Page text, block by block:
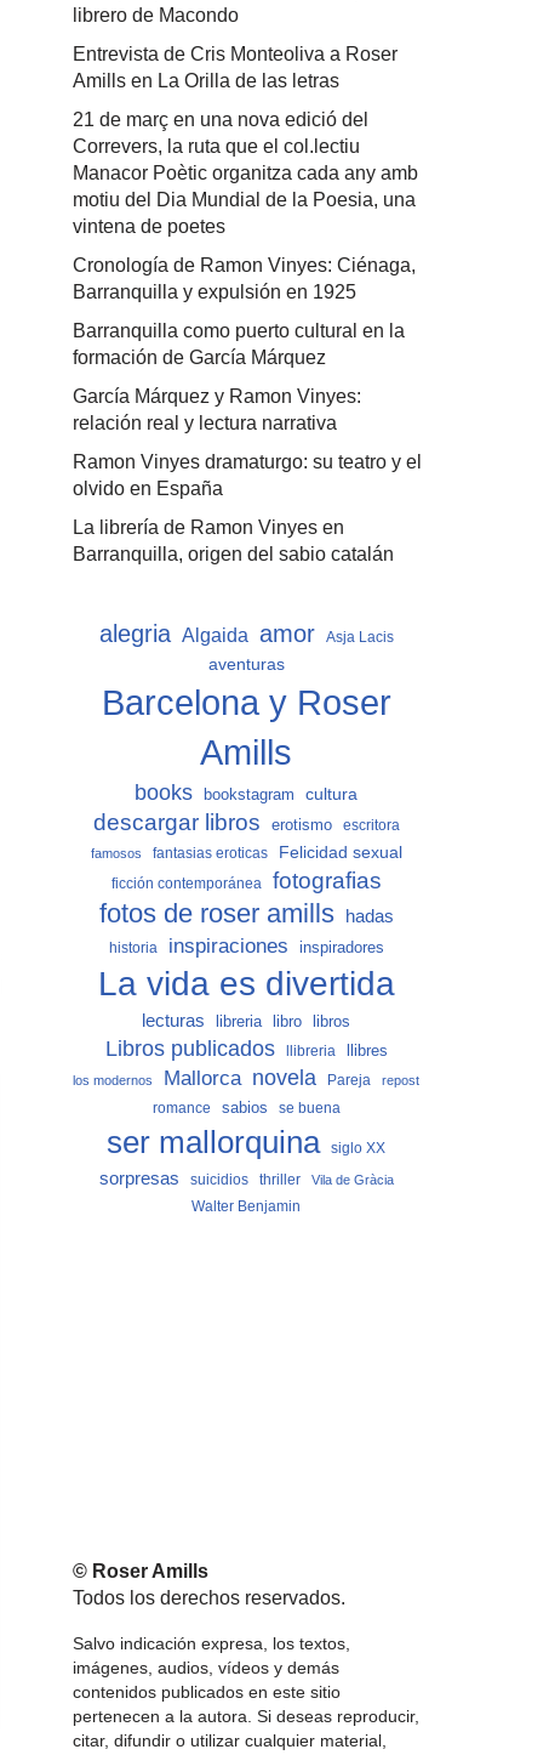
librero de Macondo
Entrevista de Cris Monteoliva a Roser
Amills en La Orilla de las letras
21 de març en una nova edició del
Correvers, la ruta que el col.lectiu
Manacor Poètic organitza cada any amb
motiu del Dia Mundial de la Poesia, una
vintena de poetes
Cronología de Ramon Vinyes: Ciénaga,
Barranquilla y expulsión en 1925
Barranquilla como puerto cultural en la
formación de García Márquez
García Márquez y Ramon Vinyes:
relación real y lectura narrativa
Ramon Vinyes dramaturgo: su teatro y el
olvido en España
La librería de Ramon Vinyes en
Barranquilla, origen del sabio catalán
alegria Algaida amor Asja Lacis
aventuras
Barcelona y Roser
Amills
books bookstagram cultura
descargar libros erotismo escritora
famosos fantasias eroticas Felicidad sexual
ficción contemporánea fotografias
fotos de roser amills hadas
historia inspiraciones inspiradores
La vida es divertida
lecturas libreria libro libros
Libros publicados llibreria llibres
los modernos Mallorca novela Pareja repost
romance sabios se buena
ser mallorquina siglo XX
sorpresas suicidios thriller
Vila de Gràcia
Walter Benjamin
© Roser Amills
Todos los derechos reservados.
Salvo indicación expresa, los textos,
imágenes, audios, vídeos y demás
contenidos publicados en este sitio
pertenecen a la autora. Si deseas reproducir,
citar, difundir o utilizar cualquier material,